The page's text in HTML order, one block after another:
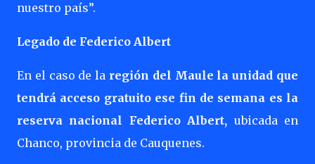
nuestro país”.
Legado de Federico Albert
En el caso de la región del Maule la unidad que
tendrá acceso gratuito ese fin de semana es la
reserva nacional Federico Albert, ubicada en
Chanco, provincia de Cauquenes.